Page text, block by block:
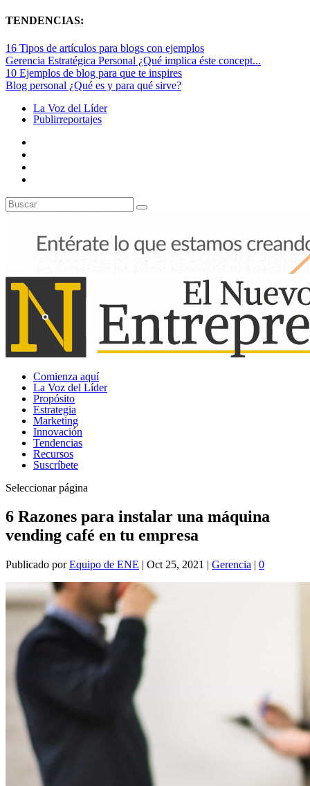
TENDENCIAS:
16 Tipos de artículos para blogs con ejemplos
Gerencia Estratégica Personal ¿Qué implica éste concept...
10 Ejemplos de blog para que te inspires
Blog personal ¿Qué es y para qué sirve?
La Voz del Líder
Publirreportajes
Comienza aquí
La Voz del Líder
Propósito
Estrategia
Marketing
Innovación
Tendencias
Recursos
Suscríbete
Seleccionar página
6 Razones para instalar una máquina
vending café en tu empresa
Publicado porEquipo de ENE | Oct 25, 2021 | Gerencia | 0